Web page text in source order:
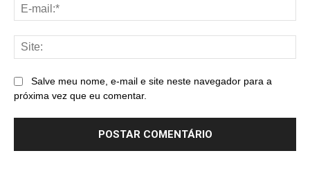
Salve meu nome, e-mail e site neste navegador para a
próxima vez que eu comentar.